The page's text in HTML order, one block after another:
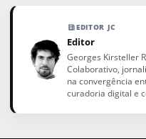
EDITOR JC
Editor
Georges Kirsteller
Colaborativo,
na convergência
curadoria digital e